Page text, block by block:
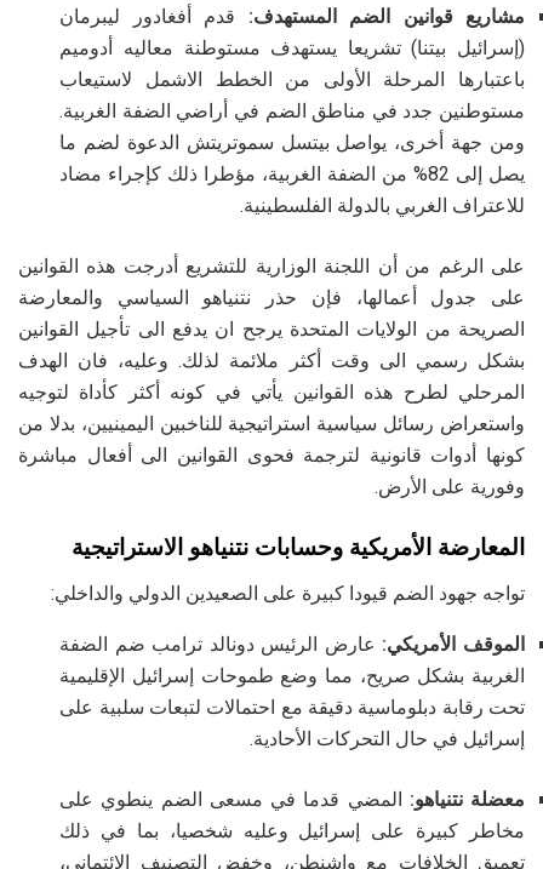
مشاريع قوانين الضم المستهدف: قدم أفغادور ليبرمان
(إسرائيل بيتنا) تشريعا يستهدف مستوطنة معاليه أدوميم
باعتبارها المرحلة الأولى من الخطط الاشمل لاستيعاب
مستوطنين جدد في مناطق الضم في أراضي الضفة الغربية.
ومن جهة أخرى، يواصل بيتسل سموتريتش الدعوة لضم ما
يصل إلى 82% من الضفة الغربية، مؤطرا ذلك كإجراء مضاد
للاعتراف الغربي بالدولة الفلسطينية.
على الرغم من أن اللجنة الوزارية للتشريع أدرجت هذه القوانين
على جدول أعمالها، فإن حذر نتنياهو السياسي والمعارضة
الصريحة من الولايات المتحدة يرجح ان يدفع الى تأجيل القوانين
بشكل رسمي الى وقت أكثر ملائمة لذلك. وعليه، فان الهدف
المرحلي لطرح هذه القوانين يأتي في كونه أكثر كأداة لتوجيه
واستعراض رسائل سياسية استراتيجية للناخبين اليمينيين، بدلا من
كونها أدوات قانونية لترجمة فحوى القوانين الى أفعال مباشرة
وفورية على الأرض.
المعارضة الأمريكية وحسابات نتنياهو الاستراتيجية
تواجه جهود الضم قيودا كبيرة على الصعيدين الدولي والداخلي:
الموقف الأمريكي: عارض الرئيس دونالد ترامب ضم الضفة
الغربية بشكل صريح، مما وضع طموحات إسرائيل الإقليمية
تحت رقابة دبلوماسية دقيقة مع احتمالات لتبعات سلبية على
إسرائيل في حال التحركات الأحادية.
معضلة نتنياهو: المضي قدما في مسعى الضم ينطوي على
مخاطر كبيرة على إسرائيل وعليه شخصيا، بما في ذلك
تعميق الخلافات مع واشنطن، وخفض التصنيف الائتماني،